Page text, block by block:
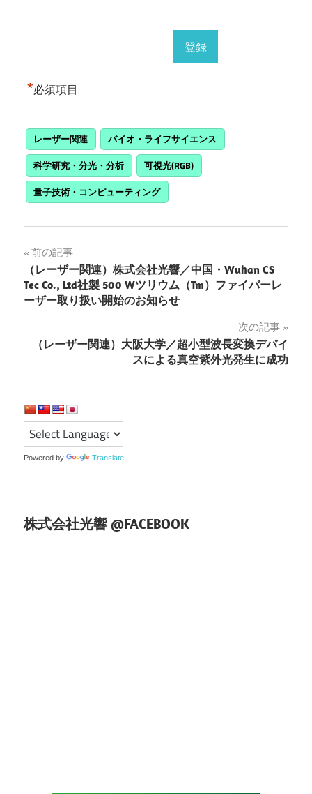
*必須項目
レーザー関連
バイオ・ライフサイエンス
科学研究・分光・分析
可視光(RGB)
量子技術・コンピューティング
投
稿
ナ
ビ
シ
ョ
前の記事
（レーザー関連）株式会社光響／中国・Wuhan CS
Tec Co., Ltd社製 500 Wツリウム（Tm）ファイバーレ
ーザー取り扱い開始のお知らせ
次の記事
（レーザー関連）大阪大学／超小型波長変換デバイ
スによる真空紫外光発生に成功
Powered by Translate
株式会社光響 @FACEBOOK